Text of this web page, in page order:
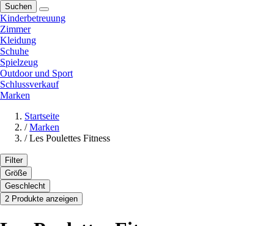
Suchen
Kinderbetreuung
Zimmer
Kleidung
Schuhe
Spielzeug
Outdoor und Sport
Schlussverkauf
Marken
Startseite
/ Marken
/ Les Poulettes Fitness
Filter
Größe
Geschlecht
2 Produkte anzeigen